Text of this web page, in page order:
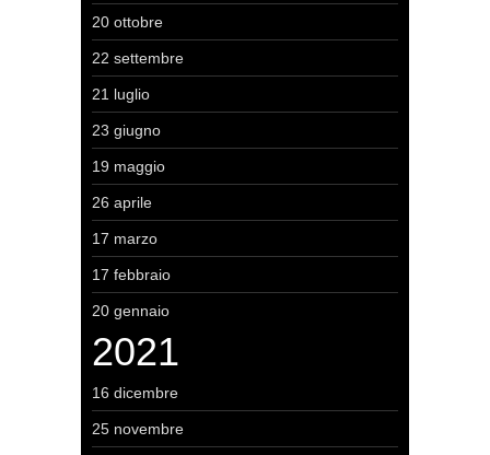
20 ottobre
22 settembre
21 luglio
23 giugno
19 maggio
26 aprile
17 marzo
17 febbraio
20 gennaio
2021
16 dicembre
25 novembre